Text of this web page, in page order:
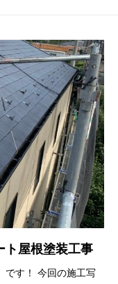
屋根塗装工事
です！ 今回の施工写